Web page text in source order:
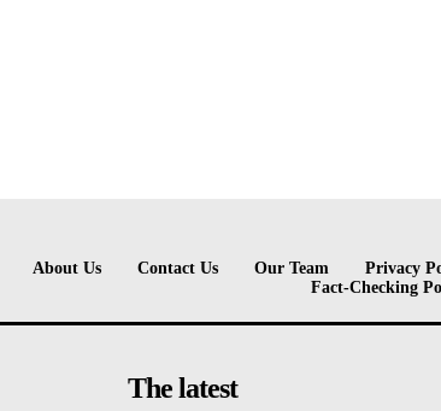
About Us Contact Us Our Team Privacy
Fact-Checking
The latest